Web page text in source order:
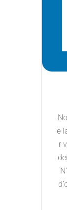
e
r